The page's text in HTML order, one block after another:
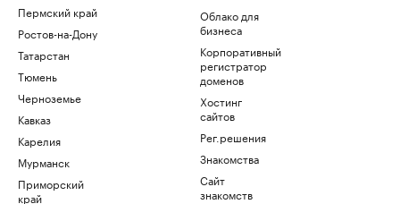
Пермский край
Ростов-на-Дону
Татарстан
Тюмень
Черноземье
Кавказ
Карелия
Мурманск
Приморский
край
Облако для
бизнеса
Корпоративный
регистратор
доменов
Хостинг
сайтов
Рег.решения
Знакомства
Сайт
знакомств